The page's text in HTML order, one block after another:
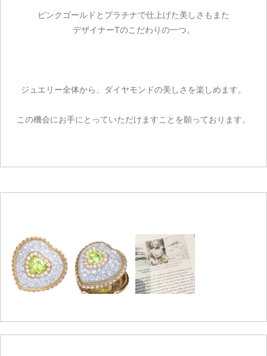
ピンクゴールドとプラチナで仕上げた美しさもまた
デザイナーTのこだわりの一つ。
ジュエリー全体から、ダイヤモンドの美しさを楽しめます。
この機会にお手にとっていただけますことを願っております。